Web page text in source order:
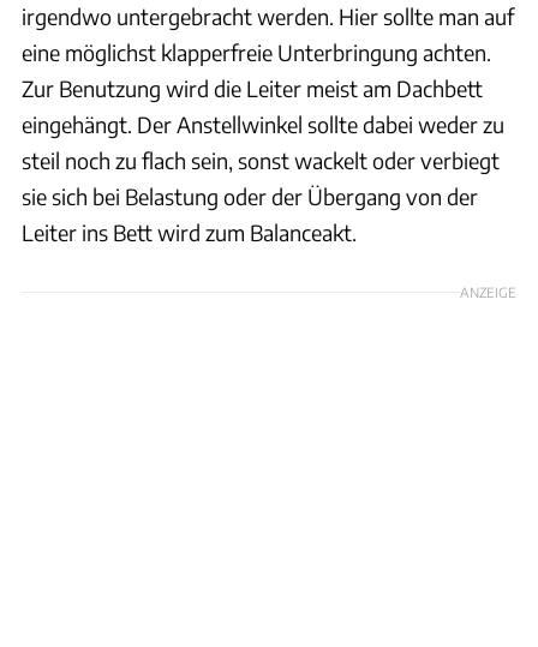
irgendwo untergebracht werden. Hier sollte man auf
eine möglichst klapperfreie Unterbringung achten.
Zur Benutzung wird die Leiter meist am Dachbett
eingehängt. Der Anstellwinkel sollte dabei weder zu
steil noch zu flach sein, sonst wackelt oder verbiegt
sie sich bei Belastung oder der Übergang von der
Leiter ins Bett wird zum Balanceakt.
ANZEIGE